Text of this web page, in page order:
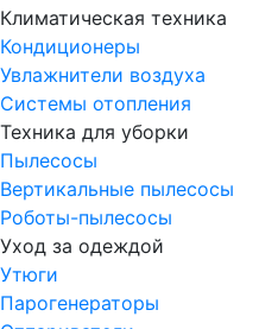
Климатическая техника
Кондиционеры
Увлажнители воздуха
Системы отопления
Техника для уборки
Пылесосы
Вертикальные пылесосы
Роботы-пылесосы
Уход за одеждой
Утюги
Парогенераторы